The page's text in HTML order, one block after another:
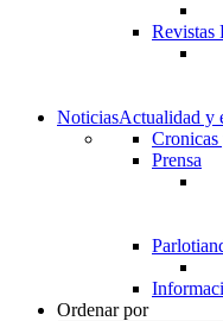
Revistas
NoticiasActualidad y
Cronicas
Prensa
Ordenar por